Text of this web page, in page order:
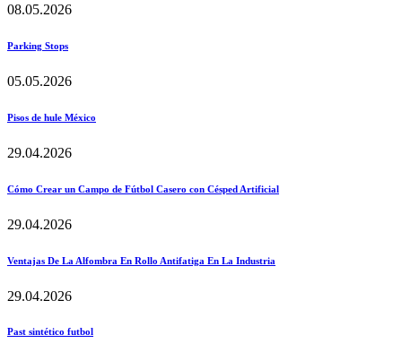
08.05.2026
Parking Stops
05.05.2026
Pisos de hule México
29.04.2026
Cómo Crear un Campo de Fútbol Casero con Césped Artificial
29.04.2026
Ventajas De La Alfombra En Rollo Antifatiga En La Industria
29.04.2026
Past sintético futbol